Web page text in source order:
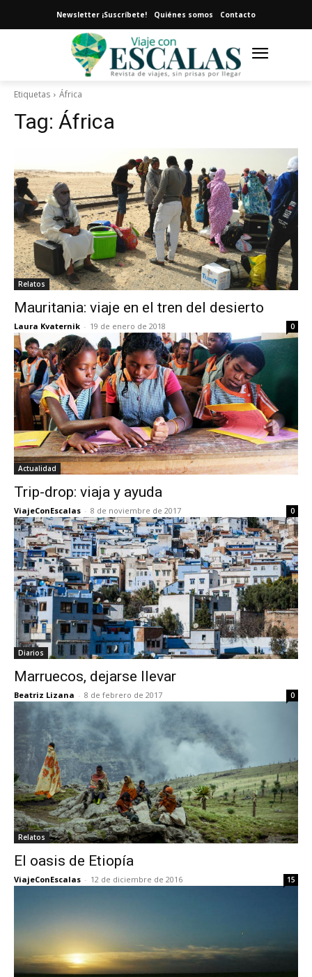
Newsletter ¡Suscríbete! Quiénes somos Contacto
Etiquetas África
Tag: África
Relatos
Mauritania: viaje en el tren del desierto
Laura Kvaternik - 19 de enero de 2018 0
Actualidad
Trip-drop: viaja y ayuda
ViajeConEscalas - 8 de noviembre de 2017 0
Diarios
Marruecos, dejarse llevar
Beatriz Lizana - 8 de febrero de 2017 0
Relatos
El oasis de Etiopía
ViajeConEscalas - 12 de diciembre de 2016 15